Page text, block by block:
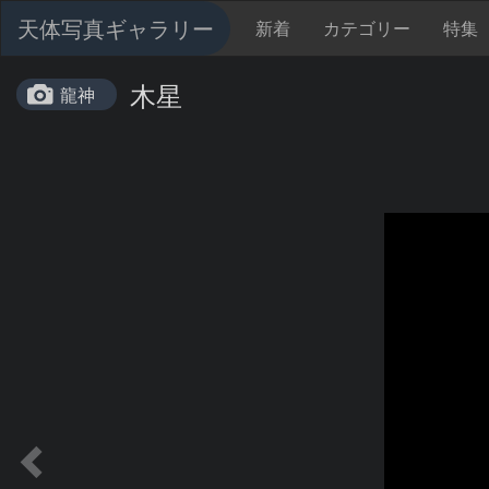
天体写真ギャラリー 新着 カテゴリー 特集
龍神 木星